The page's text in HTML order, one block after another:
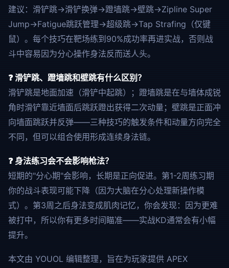
建议：滑铲跳→滑铲换弹→蹬墙跳→壁跳→Zipline Super
Jump→Fatigue跳跃管理→超级跳→Tap Strafing（仅键
鼠）。每个技巧在靶场练到90%成功率再进实战，否则战
斗中容易因为分心操作身法反而送人头。
❓ 滑铲跳、蹬墙跳和壁跳有什么区别？
滑铲跳是地面加速（滑铲中起跳）；蹬墙跳是在与墙体成锐
角时滑铲靠近墙面后跳跃蹬出获得二次动量；壁跳是正面冲
向墙面跳跃并反弹——三种技巧的触发条件和动量方向完全
不同，但可以组合使用形成连续身法链。
❓ 身法练习会不会影响枪法？
短期的"分心期"会影响，长期是正向促进。第1-2周练习期
你的战斗表现可能下降（因为大脑在分心处理新操作模
式）。第3周之后身法变成肌肉记忆，你会发现：因为更难
被打中，所以你有更多时间瞄准——实战KD通常会有小幅
提升。
本文由 YOUOL 编辑整理，旨在为玩家提供 APEX